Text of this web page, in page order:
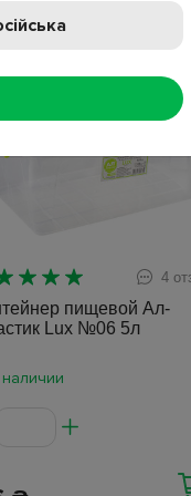
4
пищевой Ал-
Lux №06 5л